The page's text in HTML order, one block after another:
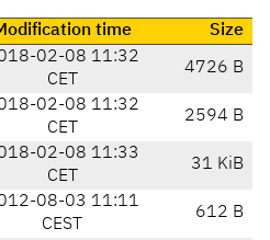
time
Size
02-08 11:32
CET
4726 B
02-08 11:32
CET
2594 B
02-08 11:33
CET
31 KiB
08-03 11:11
CEST
612 B